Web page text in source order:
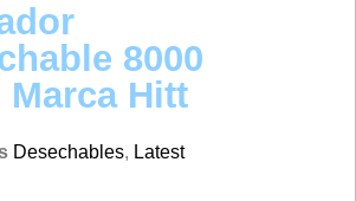
8000
Marca Hitt
Desechables, Latest